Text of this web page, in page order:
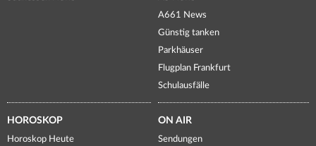
A661 News
Günstig tanken
Parkhäuser
Flugplan Frankfurt
Schulausfälle
HOROSKOP
Horoskop Heute
ON AIR
Sendungen